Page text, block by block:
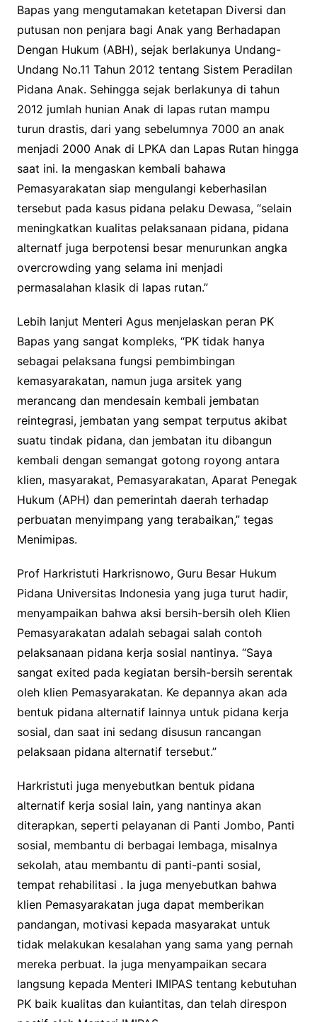
Bapas yang mengutamakan ketetapan Diversi dan
putusan non penjara bagi Anak yang Berhadapan
Dengan Hukum (ABH), sejak berlakunya Undang-
Undang No.11 Tahun 2012 tentang Sistem Peradilan
Pidana Anak. Sehingga sejak berlakunya di tahun
2012 jumlah hunian Anak di lapas rutan mampu
turun drastis, dari yang sebelumnya 7000 an anak
menjadi 2000 Anak di LPKA dan Lapas Rutan hingga
saat ini. Ia mengaskan kembali bahawa
Pemasyarakatan siap mengulangi keberhasilan
tersebut pada kasus pidana pelaku Dewasa, “selain
meningkatkan kualitas pelaksanaan pidana, pidana
alternatf juga berpotensi besar menurunkan angka
overcrowding yang selama ini menjadi
permasalahan klasik di lapas rutan.”
Lebih lanjut Menteri Agus menjelaskan peran PK
Bapas yang sangat kompleks, “PK tidak hanya
sebagai pelaksana fungsi pembimbingan
kemasyarakatan, namun juga arsitek yang
merancang dan mendesain kembali jembatan
reintegrasi, jembatan yang sempat terputus akibat
suatu tindak pidana, dan jembatan itu dibangun
kembali dengan semangat gotong royong antara
klien, masyarakat, Pemasyarakatan, Aparat Penegak
Hukum (APH) dan pemerintah daerah terhadap
perbuatan menyimpang yang terabaikan,” tegas
Menimipas.
Prof Harkristuti Harkrisnowo, Guru Besar Hukum
Pidana Universitas Indonesia yang juga turut hadir,
menyampaikan bahwa aksi bersih-bersih oleh Klien
Pemasyarakatan adalah sebagai salah contoh
pelaksanaan pidana kerja sosial nantinya. “Saya
sangat exited pada kegiatan bersih-bersih serentak
oleh klien Pemasyarakatan. Ke depannya akan ada
bentuk pidana alternatif lainnya untuk pidana kerja
sosial, dan saat ini sedang disusun rancangan
pelaksaan pidana alternatif tersebut.”
Harkristuti juga menyebutkan bentuk pidana
alternatif kerja sosial lain, yang nantinya akan
diterapkan, seperti pelayanan di Panti Jombo, Panti
sosial, membantu di berbagai lembaga, misalnya
sekolah, atau membantu di panti-panti sosial,
tempat rehabilitasi . Ia juga menyebutkan bahwa
klien Pemasyarakatan juga dapat memberikan
pandangan, motivasi kepada masyarakat untuk
tidak melakukan kesalahan yang sama yang pernah
mereka perbuat. Ia juga menyampaikan secara
langsung kepada Menteri IMIPAS tentang kebutuhan
PK baik kualitas dan kuiantitas, dan telah direspon